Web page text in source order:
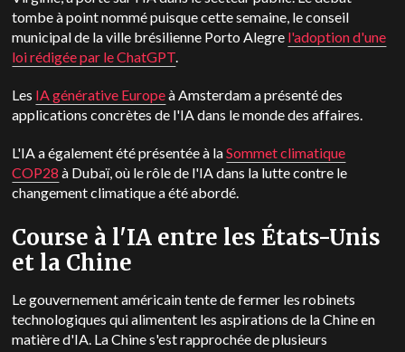
tombe à point nommé puisque cette semaine, le conseil
municipal de la ville brésilienne Porto Alegre l'adoption d'une
loi rédigée par le ChatGPT.
Les IA générative Europeà Amsterdam a présenté des
applications concrètes de l'IA dans le monde des affaires.
L'IA a également été présentée à laSommet climatique
COP28 à Dubaï, où le rôle de l'IA dans la lutte contre le
changement climatique a été abordé.
Course à l'IA entre les États-Unis
et la Chine
Le gouvernement américain tente de fermer les robinets
technologiques qui alimentent les aspirations de la Chine en
matière d'IA. La Chine s'est rapprochée de plusieurs